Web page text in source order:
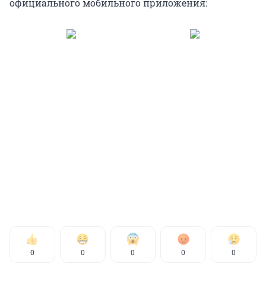
официального мобильного приложения:
0 0 0 0 0